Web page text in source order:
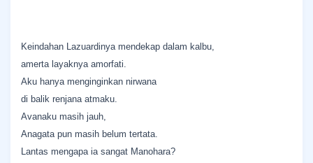
Keindahan Lazuardinya mendekap dalam kalbu,
amerta layaknya amorfati.
Aku hanya menginginkan nirwana
di balik renjana atmaku.
Avanaku masih jauh,
Anagata pun masih belum tertata.
Lantas mengapa ia sangat Manohara?